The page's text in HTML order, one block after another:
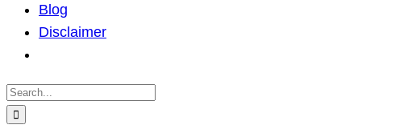
Blog
Disclaimer
Search
for: